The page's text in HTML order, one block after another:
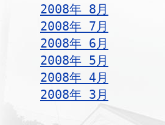
2008年 8月
2008年 7月
2008年 6月
2008年 5月
2008年 4月
2008年 3月